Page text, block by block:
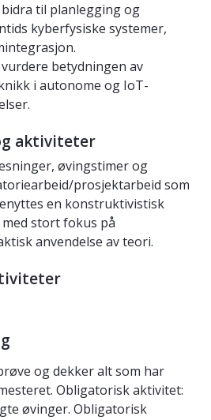
til planlegging og
kyberfysiske systemer,
betydningen av
i autonome og IoT-
aktiviteter
øvingstimer og
prosjektarbeid som
en konstruktivistisk
stort fokus på
anvendelse av teori.
og dekker alt som har
Obligatorisk aktivitet:
øvinger. Obligatorisk